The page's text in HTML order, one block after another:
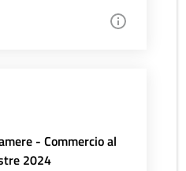
- Commercio al
2024